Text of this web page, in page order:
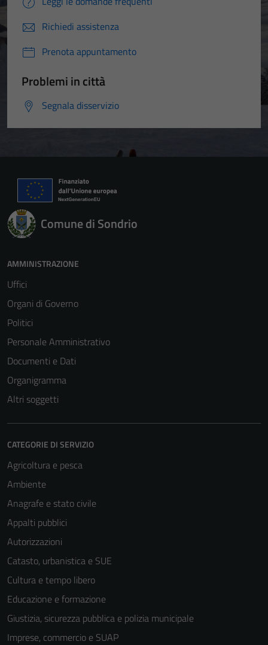
Richiedi assistenza
Prenota appuntamento
Problemi in città
Segnala disservizio
Comune di Sondrio
AMMINISTRAZIONE
Uffici
Organi di Governo
Politici
Personale Amministrativo
Documenti e Dati
Organigramma
Altri soggetti
CATEGORIE DI SERVIZIO
Agricoltura e pesca
Ambiente
Anagrafe e stato civile
Appalti pubblici
Autorizzazioni
Catasto, urbanistica e SUE
Cultura e tempo libero
Educazione e formazione
Giustizia, sicurezza pubblica e polizia municipale
Imprese, commercio e SUAP